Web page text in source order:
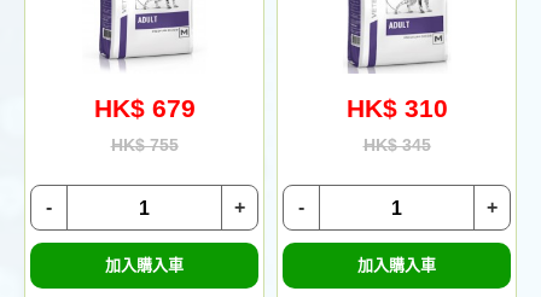
HK$ 679
HK$ 755
+
-
加入購入車
HK$ 310
HK$ 345
+
-
加入購入車